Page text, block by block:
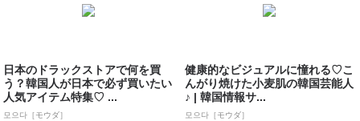
日本のドラックストアで何を買
う？韓国人が日本で必ず買いたい
人気アイテム特集♡ ...
모으다［モウダ］
健康的なビジュアルに憧れる♡こ
んがり焼けた小麦肌の韓国芸能人
♪ | 韓国情報サ...
모으다［モウダ］